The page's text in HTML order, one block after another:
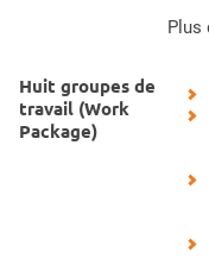
Plus
Huit groupes de
travail (Work
Package)